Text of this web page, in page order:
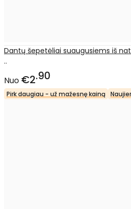
Dantų šepetėliai suaugusiems iš
..
Nuo €2 90
Pirk daugiau - už mažesnę kainą